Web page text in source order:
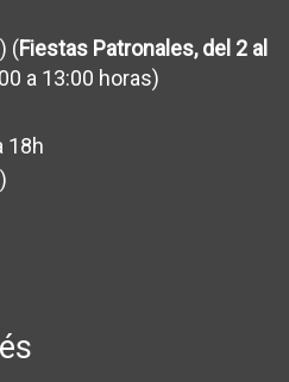
) (Fiestas Patronales, del 2 al
a 13:00 horas)
18h
)